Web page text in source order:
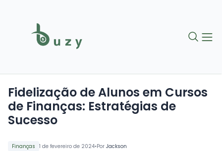
Finanças 1 de fevereiro de 2024•Por Jackson
Fidelização de Alunos em Cursos
de Finanças: Estratégias de
Sucesso